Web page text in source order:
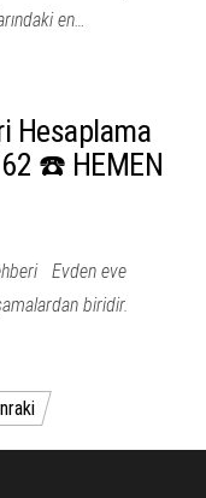
en…
Hesaplama
☎️ HEMEN
Evden eve
biridir.